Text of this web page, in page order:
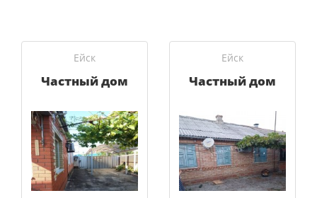
Ейск
Частный дом
Ейск
Частный дом